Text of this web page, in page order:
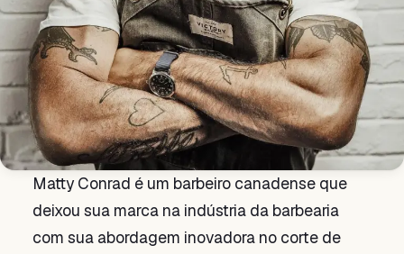
Matty Conrad é um barbeiro canadense que
deixou sua marca na indústria da barbearia
com sua abordagem inovadora no corte de